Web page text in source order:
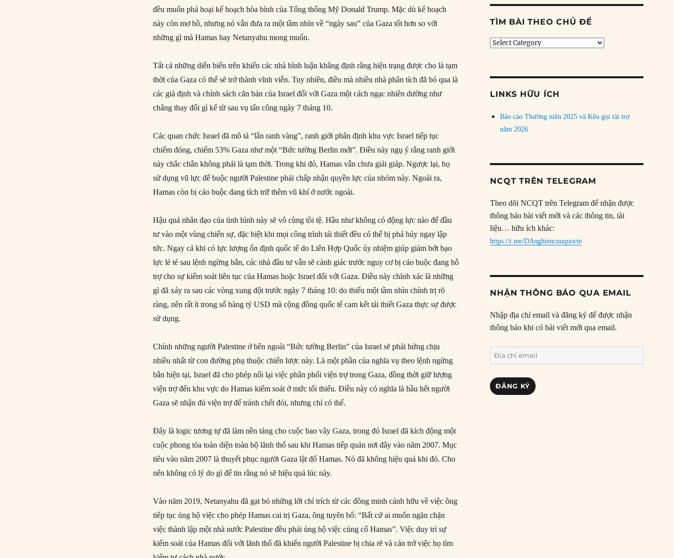
đều muốn phá hoại kế hoạch hòa bình của Tổng thống Mỹ Donald Trump. Mặc dù kế hoạch
này còn mơ hồ, nhưng nó vẫn đưa ra một tầm nhìn về “ngày sau” của Gaza tốt hơn so với
những gì mà Hamas hay Netanyahu mong muốn.
Tất cả những diễn biến trên khiến các nhà bình luận khẳng định rằng hiện trạng được cho là tạm
thời của Gaza có thể sẽ trở thành vĩnh viễn. Tuy nhiên, điều mà nhiều nhà phân tích đã bỏ qua là
các giả định và chính sách căn bản của Israel đối với Gaza một cách ngạc nhiên dường như
chẳng thay đổi gì kể từ sau vụ tấn công ngày 7 tháng 10.
Các quan chức Israel đã mô tả “lằn ranh vàng”, ranh giới phân định khu vực Israel tiếp tục
chiếm đóng, chiếm 53% Gaza như một “Bức tường Berlin mới”. Điều này ngụ ý rằng ranh giới
này chắc chắn không phải là tạm thời. Trong khi đó, Hamas vẫn chưa giải giáp. Ngược lại, họ
sử dụng vũ lực để buộc người Palestine phải chấp nhận quyền lực của nhóm này. Ngoài ra,
Hamas còn bị cáo buộc đang tích trữ thêm vũ khí ở nước ngoài.
Hậu quả nhân đạo của tình hình này sẽ vô cùng tồi tệ. Hầu như không có động lực nào để đầu
tư vào một vùng chiến sự, đặc biệt khi mọi công trình tái thiết đều có thể bị phá hủy ngay lập
tức. Ngay cả khi có lực lượng ổn định quốc tế do Liên Hợp Quốc ủy nhiệm giúp giảm bớt bạo
lực lẻ tẻ sau lệnh ngừng bắn, các nhà đầu tư vẫn sẽ cảnh giác trước nguy cơ bị cáo buộc đang hỗ
trợ cho sự kiểm soát liên tục của Hamas hoặc Israel đối với Gaza. Điều này chính xác là những
gì đã xảy ra sau các vòng xung đột trước ngày 7 tháng 10: do thiếu một tầm nhìn chính trị rõ
ràng, nên rất ít trong số hàng tỷ USD mà cộng đồng quốc tế cam kết tái thiết Gaza thực sự được
sử dụng.
Chính những người Palestine ở bên ngoài “Bức tường Berlin” của Israel sẽ phải hứng chịu
nhiều nhất từ con đường phụ thuộc chiến lược này. Là một phần của nghĩa vụ theo lệnh ngừng
bắn hiện tại, Israel đã cho phép nối lại việc phân phối viện trợ trong Gaza, đồng thời giữ lượng
viện trợ đến khu vực do Hamas kiểm soát ở mức tối thiểu. Điều này có nghĩa là hầu hết người
Gaza sẽ nhận đủ viện trợ để tránh chết đói, nhưng chỉ có thế.
Đây là logic tương tự đã làm nền tảng cho cuộc bao vây Gaza, trong đó Israel đã kích động một
cuộc phong tỏa toàn diện toàn bộ lãnh thổ sau khi Hamas tiếp quản nơi đây vào năm 2007. Mục
tiêu vào năm 2007 là thuyết phục người Gaza lật đổ Hamas. Nó đã không hiệu quả khi đó. Cho
nên không có lý do gì để tin rằng nó sẽ hiệu quả lúc này.
Vào năm 2019, Netanyahu đã gạt bỏ những lời chỉ trích từ các đồng minh cánh hữu về việc ông
tiếp tục ủng hộ việc cho phép Hamas cai trị Gaza, ông tuyên bố: “Bất cứ ai muốn ngăn chặn
việc thành lập một nhà nước Palestine đều phải ủng hộ việc củng cố Hamas”. Việc duy trì sự
kiểm soát của Hamas đối với lãnh thổ đã khiến người Palestine bị chia rẽ và cản trở việc họ tìm
TÌM BÀI THEO CHỦ ĐỀ
Tìm
chủ
LINKS HỮU ÍCH
Báo cáo Thường niên 2025 và Kêu gọi tài trợ
năm 2026
NCQT TRÊN TELEGRAM
Theo dõi NCQT trên Telegram để nhận được
thông báo bài viết mới và các thông tin, tài
liệu… hữu ích khác:
https://t.me/DAnghiencuuquocte
NHẬN THÔNG BÁO QUA EMAIL
Nhập địa chỉ email và đăng ký để được nhận
thông báo khi có bài viết mới qua email.
Địa
chỉ
email
ĐĂNG KÝ